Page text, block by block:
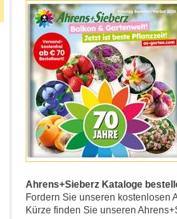
Ahrens+Sieberz Kataloge
Fordern Sie unseren kostenlosen
Kürze finden Sie unseren